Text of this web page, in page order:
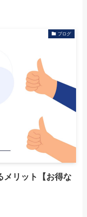
ブログ
メリット【お得な